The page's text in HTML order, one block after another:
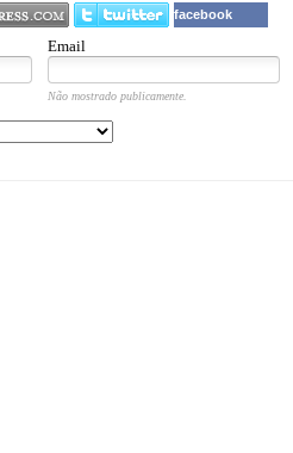
facebook
Email
Não mostrado publicamente.